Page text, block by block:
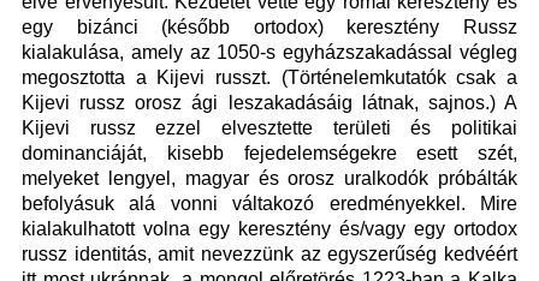
egy bizánci (később ortodox) keresztény Russz
kialakulása, amely az 1050-s egyházszakadással végleg
megosztotta a Kijevi russzt. (Történelemkutatók csak a
Kijevi russz orosz ági leszakadásáig látnak, sajnos.) A
Kijevi russz ezzel elvesztette területi és politikai
dominanciáját, kisebb fejedelemségekre esett szét,
melyeket lengyel, magyar és orosz uralkodók próbálták
befolyásuk alá vonni váltakozó eredményekkel. Mire
kialakulhatott volna egy keresztény és/vagy egy ortodox
russz identitás, amit nevezzünk az egyszerűség kedvéért